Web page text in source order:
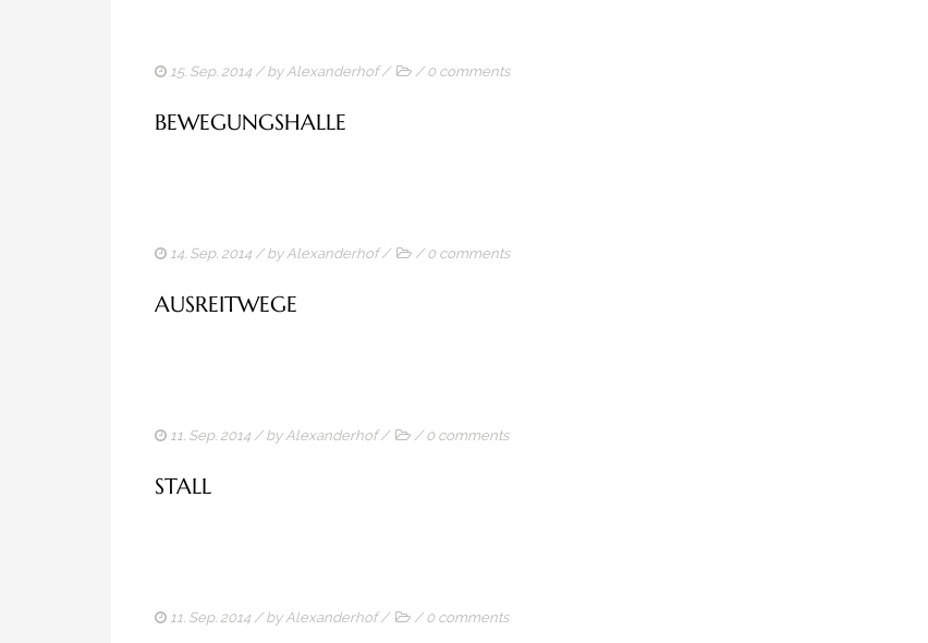
15. Sep. 2014 / byAlexanderhof/ / 0 comments
BEWEGUNGSHALLE
14. Sep. 2014 / byAlexanderhof/ / 0 comments
AUSREITWEGE
11. Sep. 2014 / byAlexanderhof/ / 0 comments
STALL
11. Sep. 2014 / byAlexanderhof/ / 0 comments